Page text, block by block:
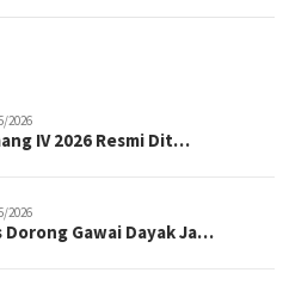
2026
IV 2026 Resmi Dit…
2026
Gawai Dayak Ja…